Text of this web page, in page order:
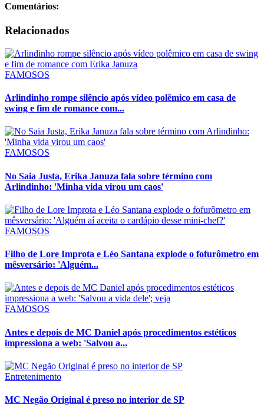
Comentários:
Relacionados
FAMOSOS
Arlindinho rompe silêncio após vídeo polêmico em casa de
swing e fim de romance com...
FAMOSOS
No Saia Justa, Erika Januza fala sobre término com
Arlindinho: 'Minha vida virou um caos'
FAMOSOS
Filho de Lore Improta e Léo Santana explode o fofurômetro em
mêsversário: 'Alguém...
FAMOSOS
Antes e depois de MC Daniel após procedimentos estéticos
impressiona a web: 'Salvou a...
Entretenimento
MC Negão Original é preso no interior de SP